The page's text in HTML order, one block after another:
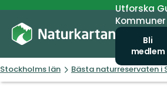
Utforska
Kommuner
Bli
medlem
Stockholms län Bästa naturreservaten i